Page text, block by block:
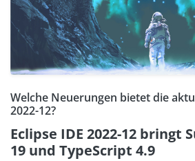
Welche Neuerungen bietet die
2022-12?
Eclipse IDE 2022-12 bringt
19 und TypeScript 4.9